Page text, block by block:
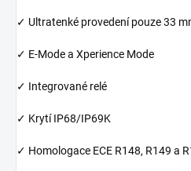
✓ Ultratenké provedení pouze 33
✓ E-Mode a Xperience Mode
✓ Integrované relé
✓ Krytí IP68/IP69K
✓ Homologace ECE R148, R149 a